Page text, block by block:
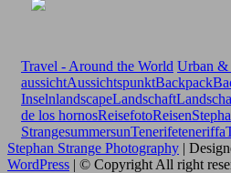
Travel - Around the World Urban
aussichtAussichtspunktBackpack
InselnlandscapeLandschaft
de los hornosReisefotoReisen
StrangesummersunTenerifeteneriffa
Stephan Strange Photography |
WordPress | © Copyright All right